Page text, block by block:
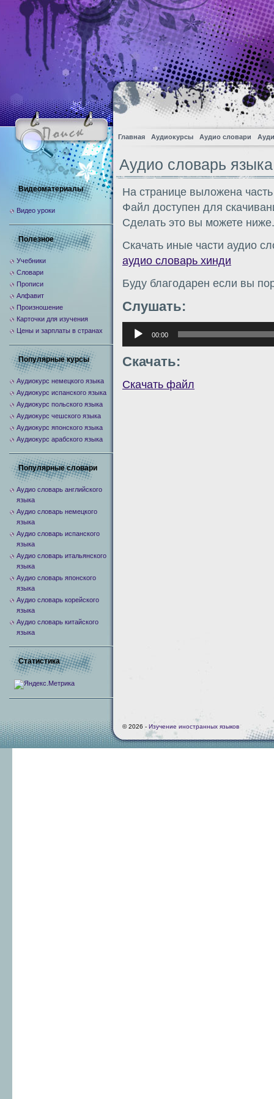
Главная Аудиокурсы Аудио словари
Аудио словарь
На странице выложена
Файл доступен для
Сделать это вы можете ниже.
Скачать иные части аудио
аудио словарь хинди
Буду благодарен если вы
Слушать:
Аудиоплеер
00:00
Скачать:
Скачать файл
Видеоматериалы
Видео уроки
Полезное
Учебники
Словари
Прописи
Алфавит
Произношение
Карточки для изучения
Цены и зарплаты в странах
Популярные курсы
Аудиокурс немецкого языка
Аудиокурс испанского языка
Аудиокурс польского языка
Аудиокурс чешского языка
Аудиокурс японского языка
Аудиокурс арабского языка
Популярные словари
Аудио словарь английского
языка
Аудио словарь немецкого
языка
Аудио словарь испанского
языка
Аудио словарь итальянского
языка
Аудио словарь японского
языка
Аудио словарь корейского
языка
Аудио словарь китайского
языка
Статистика
© 2026 - Изучение иностранных языков